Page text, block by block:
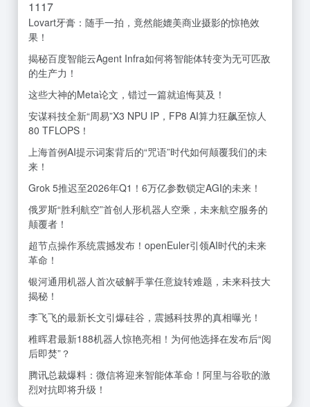
1117
Lovart牙膏：随手一拍，竟然能媲美商业摄影的惊艳效
果！
揭秘百度智能云Agent Infra如何将智能体转变为无可匹敌
的生产力！
这些大神的Meta论文，错过一篇就追悔莫及！
安谋科技全新“周易”X3 NPU IP，FP8 AI算力狂飙至惊人
80 TFLOPS！
上海首例AI提示词案背后的“咒语”时代如何颠覆我们的未
来！
Grok 5推迟至2026年Q1！6万亿参数锁定AGI的未来！
俄罗斯“胜利航空”首创人形机器人空乘，未来航空服务的
颠覆者！
超节点操作系统震撼发布！openEuler引领AI时代的未来
革命！
银河通用机器人首次破解手掌任意旋转难题，未来科技大
揭秘！
李飞飞的最新长文引爆硅谷，震撼科技界的真相曝光！
稚晖君最新188机器人惊艳亮相！为何他选择在发布后“阅
后即焚”？
腾讯总裁爆料：微信将迎来智能体革命！阿里与谷歌的激
烈对抗即将升级！